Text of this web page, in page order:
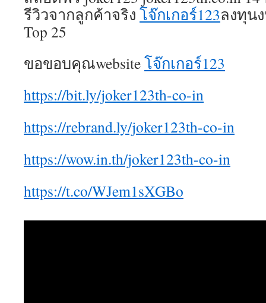
รีวิวจากลูกค้าจริง โจ๊กเกอร์123ลงทุน
Top 25
ขอขอบคุณwebsiteโจ๊กเกอร์123
https://bit.ly/joker123th-co-in
https://rebrand.ly/joker123th-co-in
https://wow.in.th/joker123th-co-in
https://t.co/WJem1sXGBo